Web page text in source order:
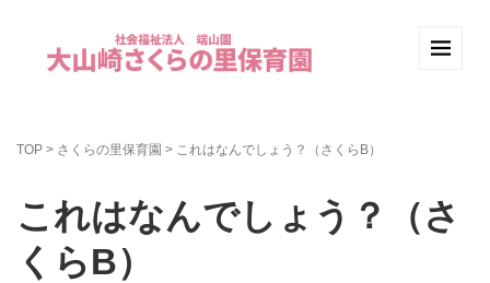
TOP > さくらの里保育園 > これはなんでしょう？（さくらB）
これはなんでしょう？（さ
くらB）